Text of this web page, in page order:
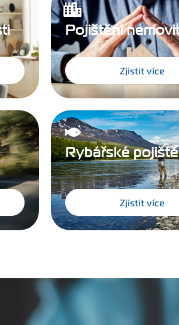
Pojištění
Zjistit více
Rybářské
Zjistit více